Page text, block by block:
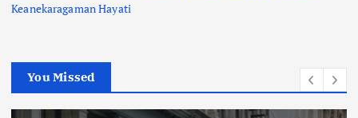
Keanekaragaman Hayati
You Missed